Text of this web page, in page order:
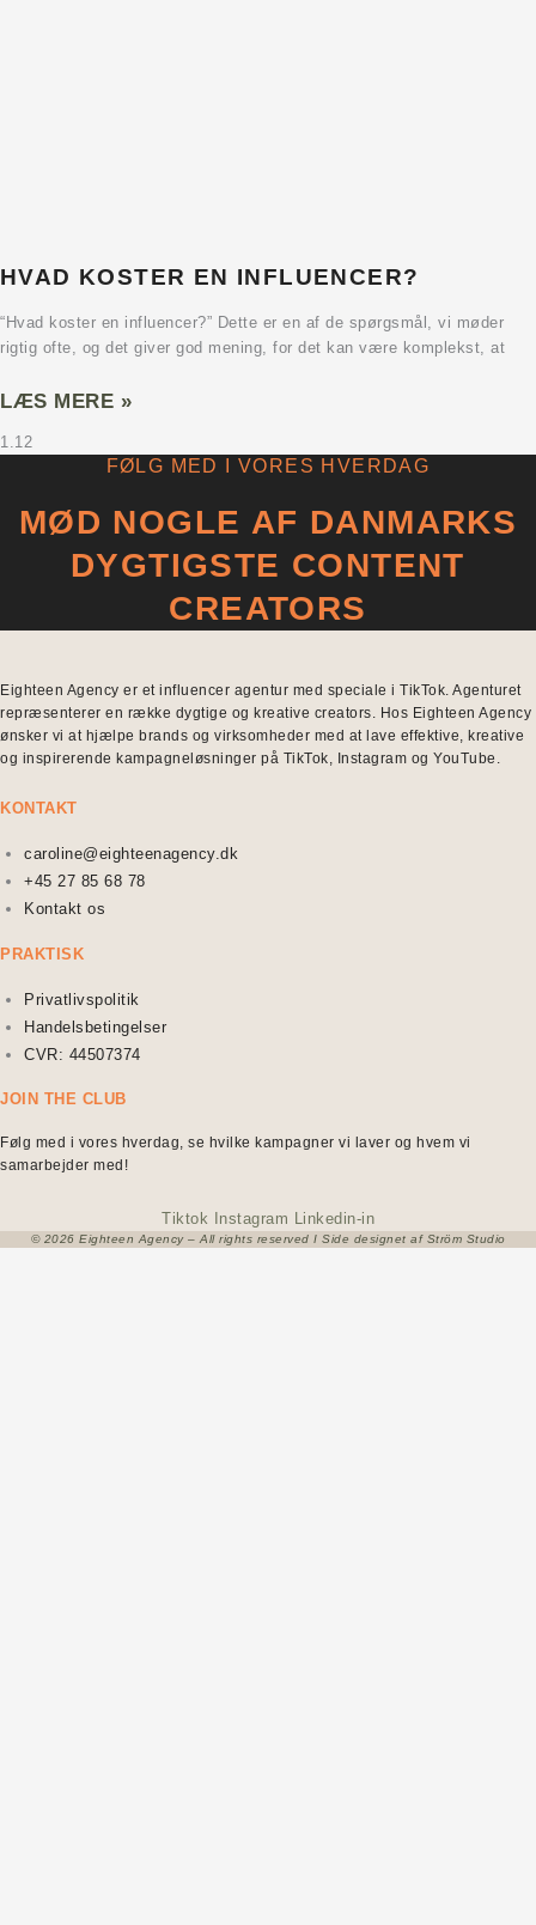
HVAD KOSTER EN INFLUENCER?
“Hvad koster en influencer?” Dette er en af de spørgsmål, vi møder
rigtig ofte, og det giver god mening, for det kan være komplekst, at
LÆS MERE »
FØLG MED I VORES HVERDAG
MØD NOGLE AF DANMARKS
DYGTIGSTE CONTENT
CREATORS
Eighteen Agency er et influencer agentur med speciale i TikTok. Agenturet
repræsenterer en række dygtige og kreative creators. Hos Eighteen Agency
ønsker vi at hjælpe brands og virksomheder med at lave effektive, kreative
og inspirerende kampagneløsninger på TikTok, Instagram og YouTube.
KONTAKT
caroline@eighteenagency.dk
+45 27 85 68 78
Kontakt os
PRAKTISK
Privatlivspolitik
Handelsbetingelser
CVR: 44507374
JOIN THE CLUB
Følg med i vores hverdag, se hvilke kampagner vi laver og hvem vi
samarbejder med!
Tiktok Instagram Linkedin-in
© 2026 Eighteen Agency – All rights reserved I Side designet af Ström Studio